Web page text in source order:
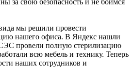
мы решили провести
нашего офиса. В Яндекс нашли
провели полную стерилизацию
всю мебель и технику. Теперь
наших сотрудников и